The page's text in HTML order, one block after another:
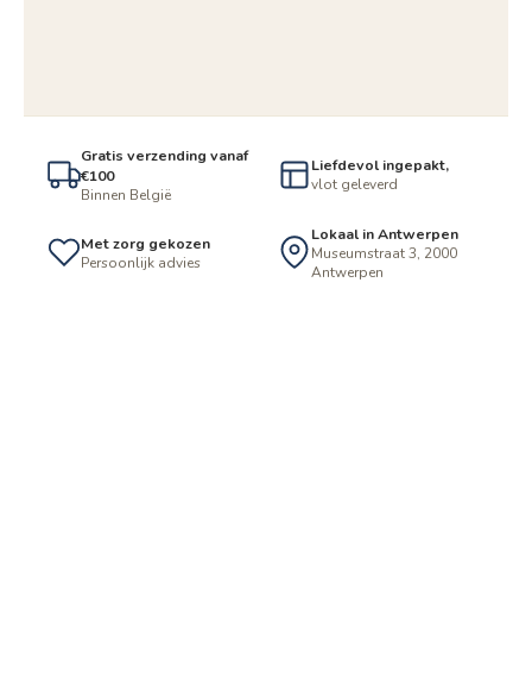
Gratis verzending vanaf
€100
Binnen België
Liefdevol ingepakt,
vlot geleverd
Met zorg gekozen
Persoonlijk advies
Lokaal in Antwerpen
Museumstraat 3, 2000
Antwerpen